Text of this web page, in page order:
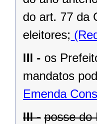
do art. 77 da
eleitores;
III - os
mandatos
Emenda
III - posse do